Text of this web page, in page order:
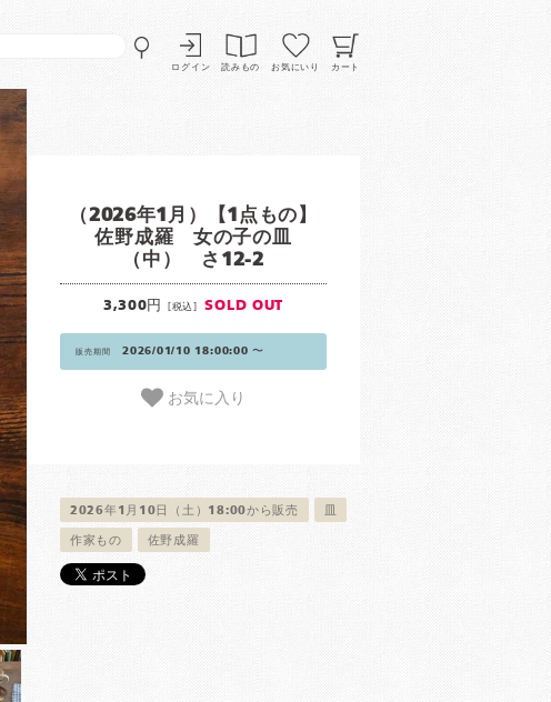
ログイン 読みもの お気にいり カート
（2026年1月）【1点もの】
佐野成羅 女の子の皿
（中） さ12-2
3,300円 [税込] SOLD OUT
販売期間 2026/01/10 18:00:00 〜
お気に入り
2026年1月10日（土）18:00から販売
作家もの 佐野成羅